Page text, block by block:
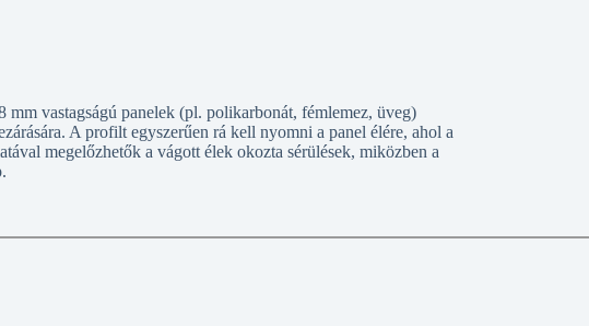
vastagságú panelek (pl. polikarbonát, fémlemez, üveg)
A profilt egyszerűen rá kell nyomni a panel élére, ahol a
megelőzhetők a vágott élek okozta sérülések, miközben a